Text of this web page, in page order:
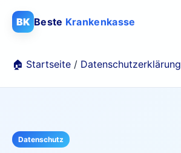
BK Beste Krankenkasse
🏠 Startseite / Datenschutzerklärung
Datenschutz